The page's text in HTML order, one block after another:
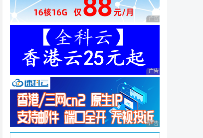
广告 商业广告，理性
广告 商业广告，理性
广告 商业广告，理性